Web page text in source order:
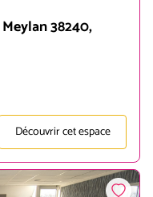
38240,
Découvrir cet espace